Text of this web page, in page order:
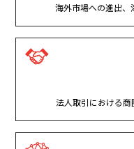
海外市場への進出、
法人取引における